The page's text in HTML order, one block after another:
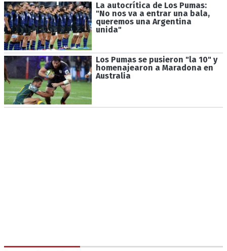
La autocrítica de Los Pumas:
"No nos va a entrar una bala,
queremos una Argentina
unida"
Los Pumas se pusieron "la 10" y
homenajearon a Maradona en
Australia